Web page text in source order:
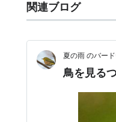
関連ブログ
夏の雨 のバー
鳥を見る